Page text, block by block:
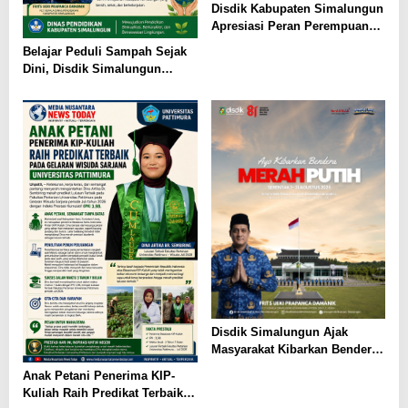
Belajar Peduli Sampah Sejak
Dini, Disdik Simalungun
Berwawasan Lingkungan
Disdik Kabupaten Simalungun
Apresiasi Peran Perempuan
Anak Petani Penerima KIP-
Kuliah Raih Predikat Terbaik
Disdik Simalungun Ajak
Masyarakat Kibarkan Bendera